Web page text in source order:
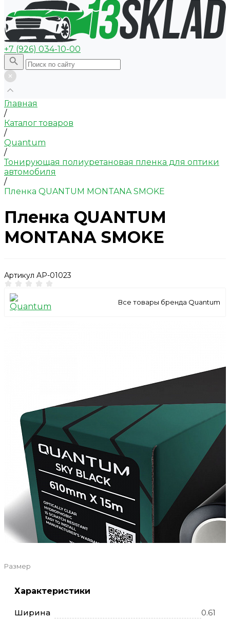
+7 (926) 034-10-00
Главная
/
Каталог товаров
/
Quantum
/
Тонирующая полиуретановая пленка для оптики
автомобиля
/
Пленка QUANTUM MONTANA SMOKE
Пленка QUANTUM
MONTANA SMOKE
Артикул AP-01023
Все товары бренда Quantum
Размер
Характеристики
Ширина 0.61